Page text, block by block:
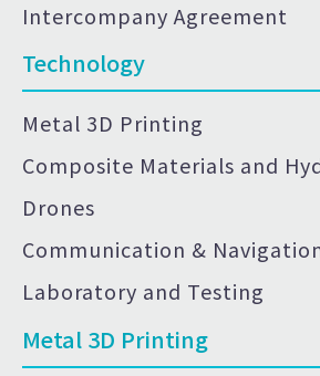
Intercompany Agreement
Technology
Metal 3D Printing
Composite Materials and
Drones
Communication &
Laboratory and Testing
Metal 3D Printing